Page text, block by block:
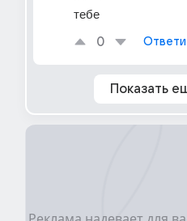
тебе
0
Показать